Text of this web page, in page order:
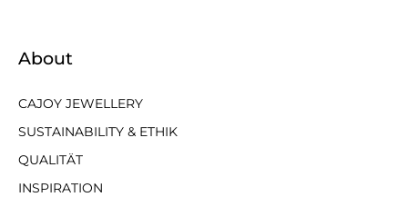
About
CAJOY JEWELLERY
SUSTAINABILITY & ETHIK
QUALITÄT
INSPIRATION